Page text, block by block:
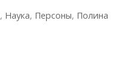
, Наука, Персоны, Полина